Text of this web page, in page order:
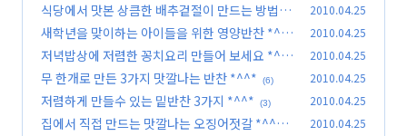
식당에서 맛본 상큼한 배추겉절이 만드는 방법 *
^^*
(9)
2010.04.25
새학년을 맞이하는 아이들을 위한 영양반찬 *^^
*
(1)
2010.04.25
저녁밥상에 저렴한 꽁치요리 만들어 보세요 *^^
*
(0)
2010.04.25
무 한개로 만든 3가지 맛깔나는 반찬 *^^* (6) 2010.04.25
저렴하게 만들수 있는 밑반찬 3가지 *^^* (3) 2010.04.25
집에서 직접 만드는 맛깔나는 오징어젓갈 *^^* 2010.04.25